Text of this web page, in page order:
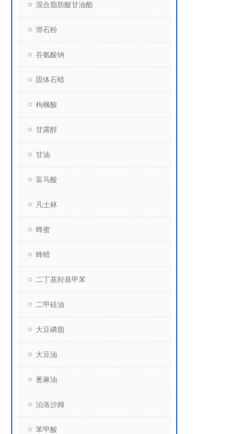
混合脂肪酸甘油酯
滑石粉
谷氨酸钠
固体石蜡
枸橼酸
甘露醇
甘油
富马酸
凡士林
蜂蜜
蜂蜡
二丁基羟基甲苯
二甲硅油
大豆磷脂
大豆油
蓖麻油
泊洛沙姆
苯甲酸